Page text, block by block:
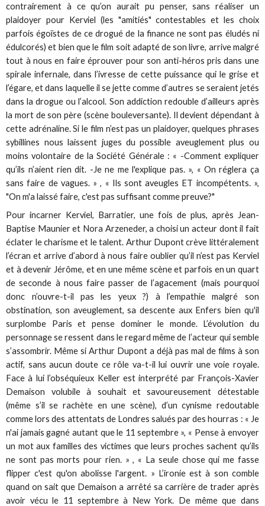
contrairement à ce qu’on aurait pu penser, sans réaliser un
plaidoyer pour Kerviel (les "amitiés" contestables et les choix
parfois égoïstes de ce drogué de la finance ne sont pas éludés ni
édulcorés) et bien que le film soit adapté de son livre, arrive malgré
tout à nous en faire éprouver pour son anti-héros pris dans une
spirale infernale, dans l’ivresse de cette puissance qui le grise et
l’égare, et dans laquelle il se jette comme d’autres se seraient jetés
dans la drogue ou l’alcool. Son addiction redouble d’ailleurs après
la mort de son père (scène bouleversante). Il devient dépendant à
cette adrénaline. Si le film n’est pas un plaidoyer, quelques phrases
sybillines nous laissent juges du possible aveuglement plus ou
moins volontaire de la Société Générale : « -Comment expliquer
qu’ils n’aient rien dit. -Je ne me l'explique pas. », « On réglera ça
sans faire de vagues. » , « Ils sont aveugles ET incompétents. »,
"On m'a laissé faire, c'est pas suffisant comme preuve?"
Pour incarner Kerviel, Barratier, une fois de plus, après Jean-
Baptise Maunier et Nora Arzeneder, a choisi un acteur dont il fait
éclater le charisme et le talent. Arthur Dupont crève littéralement
l’écran et arrive d’abord à nous faire oublier qu’il n’est pas Kerviel
et à devenir Jérôme, et en une même scène et parfois en un quart
de seconde à nous faire passer de l’agacement (mais pourquoi
donc n’ouvre-t-il pas les yeux ?) à l’empathie malgré son
obstination, son aveuglement, sa descente aux Enfers bien qu'il
surplombe Paris et pense dominer le monde. L’évolution du
personnage se ressent dans le regard même de l’acteur qui semble
s’assombrir. Même si Arthur Dupont a déjà pas mal de films à son
actif, sans aucun doute ce rôle va-t-il lui ouvrir une voie royale.
Face à lui l’obséquieux Keller est interprété par François-Xavier
Demaison volubile à souhait et savoureusement détestable
(même s’il se rachète en une scène), d’un cynisme redoutable
comme lors des attentats de Londres salués par des hourras : « Je
n'ai jamais gagné autant que le 11 septembre », « Pense à envoyer
un mot aux familles des victimes que leurs proches sachent qu’ils
ne sont pas morts pour rien. » , « La seule chose qui me fasse
flipper c'est qu'on abolisse l'argent. » L’ironie est à son comble
quand on sait que Demaison a arrêté sa carrière de trader après
avoir vécu le 11 septembre à New York. De même que dans